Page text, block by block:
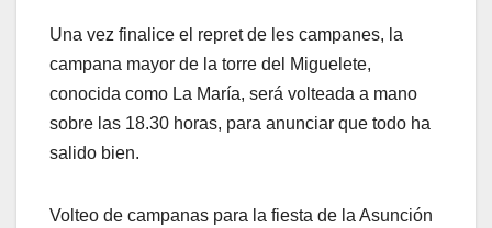
Una vez finalice el repret de les campanes, la
campana mayor de la torre del Miguelete,
conocida como La María, será volteada a mano
sobre las 18.30 horas, para anunciar que todo ha
salido bien.
Volteo de campanas para la fiesta de la Asunción